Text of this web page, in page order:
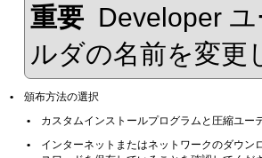
重要 Developer
ルダの名前を変更
•
頒布方法の選択
•
カスタムインストールプログラムと圧縮ユ
•
インターネットまたはネットワークのダウ